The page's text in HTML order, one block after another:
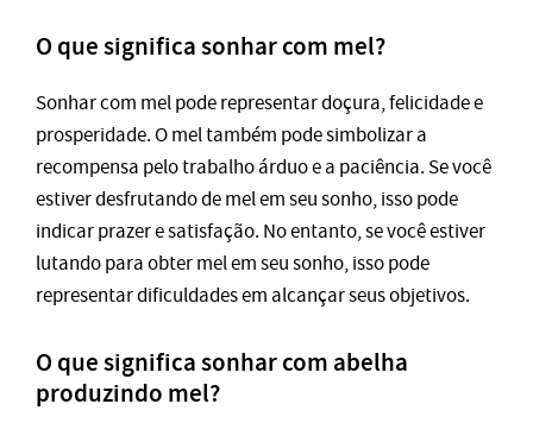
O que significa sonhar com mel?
Sonhar com mel pode representar doçura, felicidade e
prosperidade. O mel também pode simbolizar a
recompensa pelo trabalho árduo e a paciência. Se você
estiver desfrutando de mel em seu sonho, isso pode
indicar prazer e satisfação. No entanto, se você estiver
lutando para obter mel em seu sonho, isso pode
representar dificuldades em alcançar seus objetivos.
O que significa sonhar com abelha
produzindo mel?